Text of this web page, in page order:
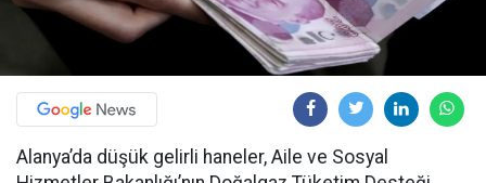
Alanya’da düşük gelirli haneler, Aile ve Sosyal